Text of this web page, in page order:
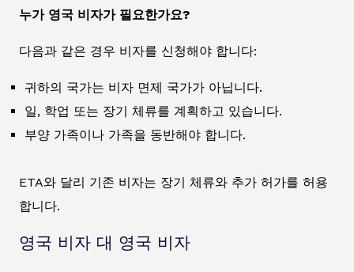
누가 영국 비자가 필요한가요?
다음과 같은 경우 비자를 신청해야 합니다:
귀하의 국가는 비자 면제 국가가 아닙니다.
일, 학업 또는 장기 체류를 계획하고 있습니다.
부양 가족이나 가족을 동반해야 합니다.
ETA와 달리 기존 비자는 장기 체류와 추가 허가를 허용
합니다.
영국 비자 대 영국 비자